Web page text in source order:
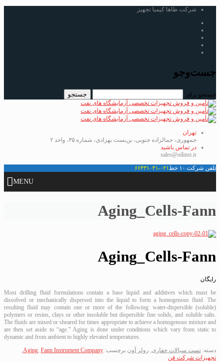
شرکت طاها کیمیا تجهیز
جست‌وجو
جستجو برای:
تهران
جمهوری، جمالزاده جنوبی، بن‌بست بهزادی، شماره ۳۵، واحد ۲
در تماس باشید
sales@oilinst.ir
تلفن شرکت ۱۰ خط
۰۲۱-۶۶۴۳۱۰۴۱
MENU
Aging_Cells-Fann
Aging_Cells-Fann
رایگان
Most drilling fluid formulations contain a base liquid and additives which must be
dissolved or mechanically dispersed into the liquid to form a homogenous fluid. The
resulting fluid may contain one or more of the following: water-dispersible (soluble)
polymers or resins, clays or other insoluble but dispersible fine solids, and soluble salts.
The fluids are mixed or sheared for times appropriate to achieve a homogenous mixture and
are then set aside to “age.” Aging is done under conditions which vary from static to
dynamic and from ambient to highly elevated temperatures.
دسته: تست سیالات حفاری, رولر آون برچسب: Aging, Fann Instrument Company
,
تجهیزات شرکت فن